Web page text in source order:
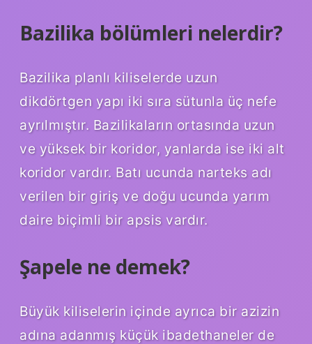
Bazilika bölümleri nelerdir?
Bazilika planlı kiliselerde uzun
dikdörtgen yapı iki sıra sütunla üç nefe
ayrılmıştır. Bazilikaların ortasında uzun
ve yüksek bir koridor, yanlarda ise iki alt
koridor vardır. Batı ucunda narteks adı
verilen bir giriş ve doğu ucunda yarım
daire biçimli bir apsis vardır.
Şapele ne demek?
Büyük kiliselerin içinde ayrıca bir azizin
adına adanmış küçük ibadethaneler de